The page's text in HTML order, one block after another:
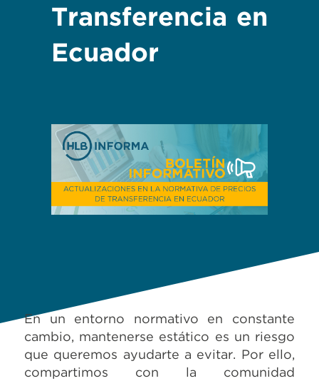
Transferencia en
Ecuador
En un entorno normativo en constante
cambio, mantenerse estático es un riesgo
que queremos ayudarte a evitar. Por ello,
compartimos con la comunidad